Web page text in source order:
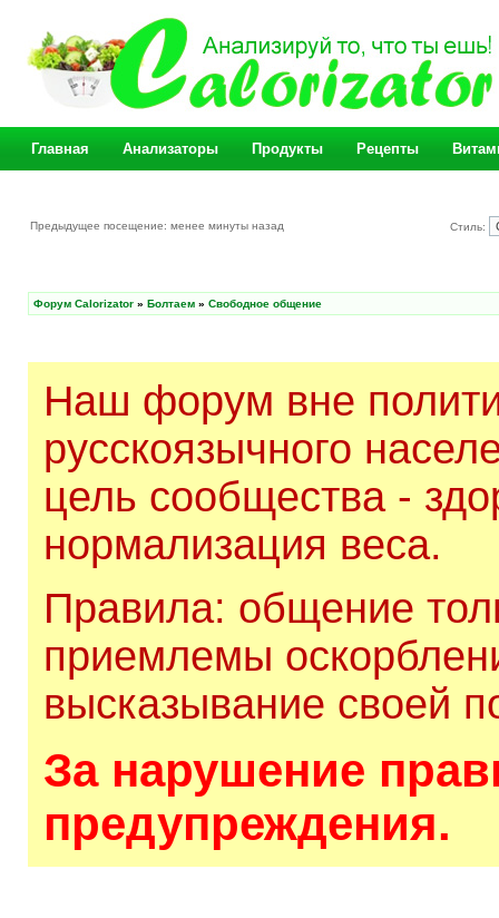
Главная Анализаторы Продукты Рецепты
Предыдущее посещение: менее минуты назад Стиль:
Форум Calorizator » Болтаем » Свободное общение
Наш форум вне
русскоязычного
цель сообщества -
нормализация веса.
Правила: общение
приемлемы
высказывание своей
За нарушение
предупреждения.